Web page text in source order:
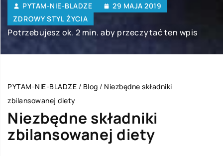
PYTAM-NIE-BLADZE
29 MAJA 2019
ZDROWY STYL ŻYCIA
Potrzebujesz ok. 2 min. aby przeczytać ten wpis
PYTAM-NIE-BLADZE / Blog / Niezbędne składniki
zbilansowanej diety
Niezbędne składniki
zbilansowanej diety